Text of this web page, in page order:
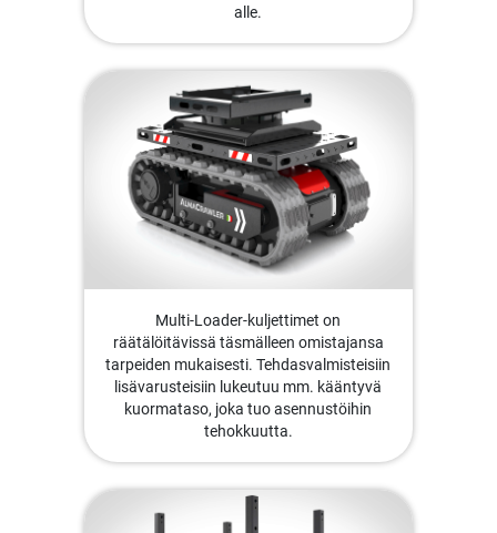
alle.
Multi-Loader-kuljettimet on
räätälöitävissä täsmälleen omistajansa
tarpeiden mukaisesti. Tehdasvalmisteisiin
lisävarusteisiin lukeutuu mm. kääntyvä
kuormataso, joka tuo asennustöihin
tehokkuutta.